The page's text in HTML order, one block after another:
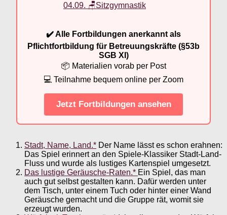
04.09. 🪑Sitzgymnastik
✔️ Alle Fortbildungen anerkannt als
Pflichtfortbildung für Betreuungskräfte (§53b
SGB XI)
📦 Materialien vorab per Post
💻 Teilnahme bequem online per Zoom
Jetzt Fortbildungen ansehen
Stadt, Name, Land.* Der Name lässt es schon erahnen:
Das Spiel erinnert an den Spiele-Klassiker Stadt-Land-
Fluss und wurde als lustiges Kartenspiel umgesetzt.
Das lustige Geräusche-Raten.* Ein Spiel, das man
auch gut selbst gestalten kann. Dafür werden unter
dem Tisch, unter einem Tuch oder hinter einer Wand
Geräusche gemacht und die Gruppe rät, womit sie
erzeugt wurden.